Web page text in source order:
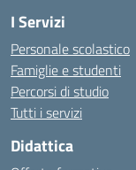
I Servizi
Personale scolastico
Famiglie e studenti
Percorsi di studio
Tutti i servizi
Didattica